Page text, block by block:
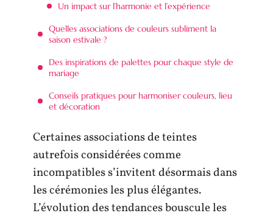
Un impact sur l’harmonie et l’expérience
Quelles associations de couleurs subliment la
saison estivale ?
Des inspirations de palettes pour chaque style de
mariage
Conseils pratiques pour harmoniser couleurs, lieu
et décoration
Certaines associations de teintes
autrefois considérées comme
incompatibles s’invitent désormais dans
les cérémonies les plus élégantes.
L’évolution des tendances bouscule les